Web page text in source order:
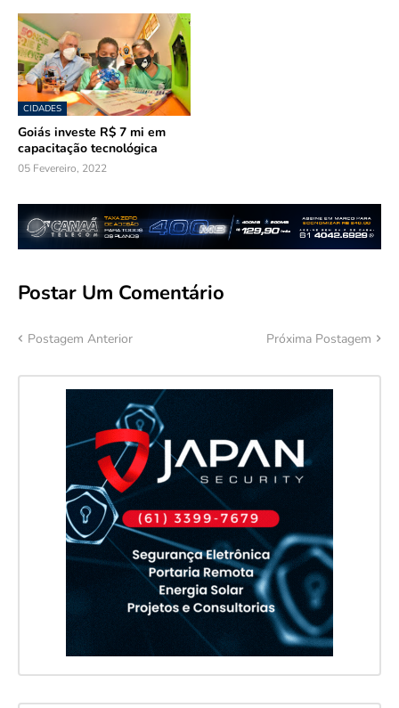
CIDADES
Goiás investe R$ 7 mi em
capacitação tecnológica
05 Fevereiro, 2022
Postar Um Comentário
Postagem Anterior Próxima Postagem